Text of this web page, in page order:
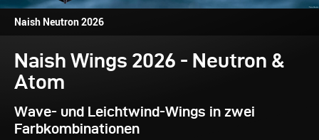
Naish Neutron 2026
Naish Wings 2026 - Neutron &
Atom
Wave- und Leichtwind-Wings in zwei
Farbkombinationen